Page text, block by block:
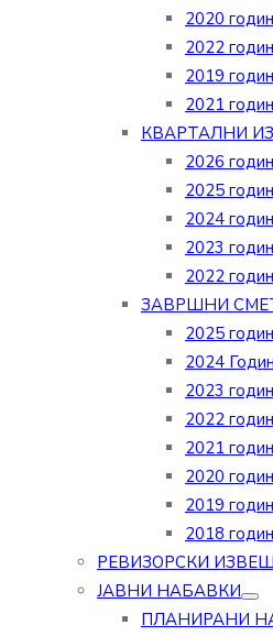
2020
2022
2019
2021
КВАРТАЛНИ
2026
2025
2024
2023
2022
ЗАВРШНИ
2025
2024
2023
2022
2021
2020
2019
2018
РЕВИЗОРСКИ
ЈАВНИ НАБАВКИ
ПЛАНИРАНИ